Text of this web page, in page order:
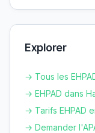
Explorer
→ Tous les
→ EHPAD dans
→ Tarifs EHPAD
→ Demander